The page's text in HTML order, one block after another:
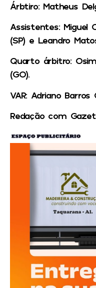
Árbtiro: Matheus
Assistentes: Miguel
(SP) e Leandro
Quarto árbitro:
(GO).
VAR: Adriano Barros
Redação com